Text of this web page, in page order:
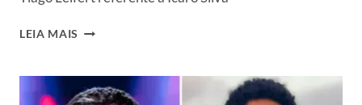
LEIA MAIS THELMINHA
DEFESA
DE